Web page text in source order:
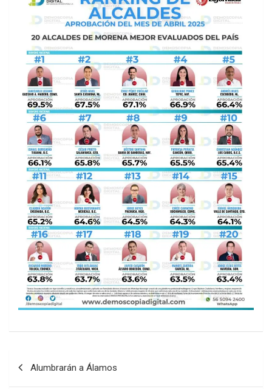
Alumbrarán a Álamos